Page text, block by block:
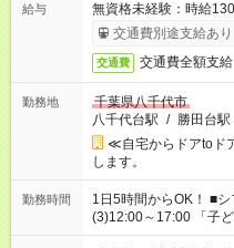
給与
無資格未経験：時給
交通費別途支給あり
交通費 交通費全額支給
勤務地
千葉県八千代市
八千代台駅 / 勝田台駅
≪自宅からドアtoド
します。
勤務時間
1日5時間からOK！ ■シフト例 (1)8:00～13:00 (2)10:00～15:00
(3)12:00～17:00 「子どもたちが学校に行く間だけ働きたい」
「余裕を持って夕飯の